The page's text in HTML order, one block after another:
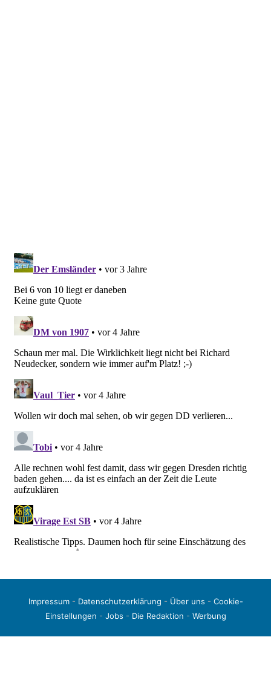
Impressum- Datenschutzerklärung - Über uns - Cookie-
Einstellungen - Jobs - Die Redaktion - Werbung